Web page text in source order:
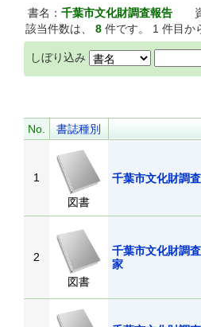
書名： 千葉市文化財調査報告
該当件数は、 8 件です。 1 件目か
しぼり込み
No. 書誌種別
1
図書
千葉市文化財
2
図書
千葉市文化財
家